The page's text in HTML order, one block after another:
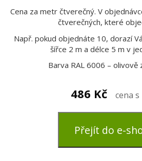
Cena za metr čtverečný. V
čtverečných, které
Např. pokud objednáte 10, dorazí
šířce 2 m a délce 5 m v
Barva RAL 6006 – olivově
486 Kč cena s
Přejít do e-